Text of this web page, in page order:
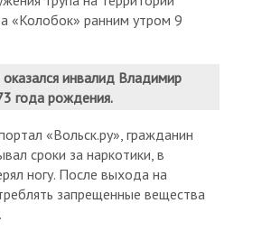
«Колобок» ранним утром 9
инвалид Владимир
года рождения.
«Вольск.ру», гражданин
сроки за наркотики, в
ногу. После выхода на
запрещенные вещества